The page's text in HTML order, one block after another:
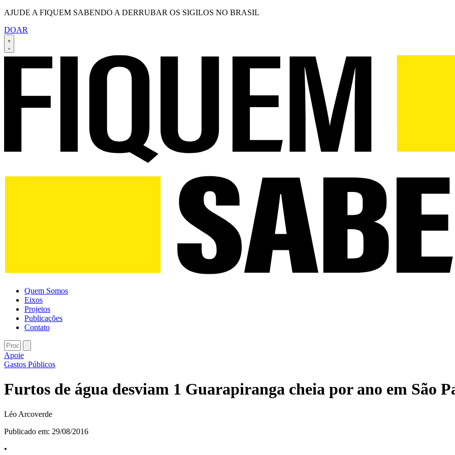
AJUDE A FIQUEM SABENDO A DERRUBAR OS SIGILOS NO BRASIL
DOAR
Quem Somos
Eixos
Projetos
Publicações
Contato
Apoie
Gastos Públicos
Furtos de água desviam 1 Guarapiranga cheia por ano em São
Léo Arcoverde
Publicado em: 29/08/2016
•